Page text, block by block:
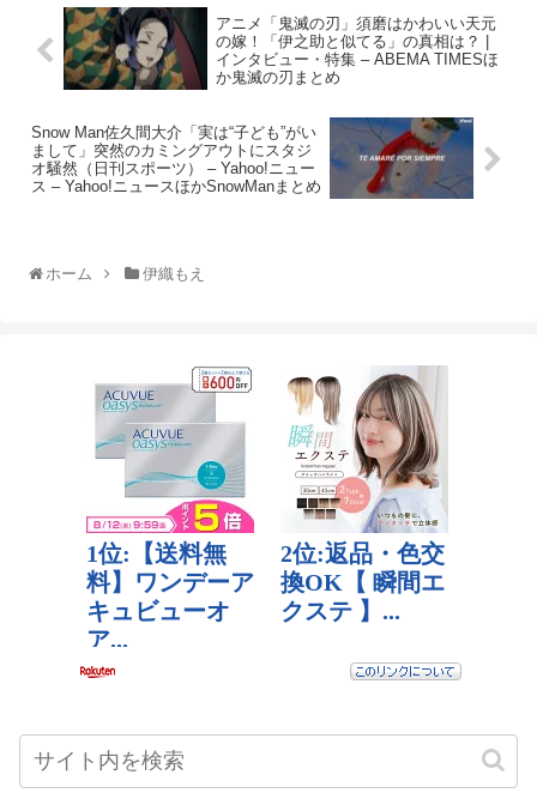
アニメ「鬼滅の刃」須磨はかわいい天元
の嫁！「伊之助と似てる」の真相は？ |
インタビュー・特集 – ABEMA TIMESほ
か鬼滅の刃まとめ
Snow Man佐久間大介「実は“子ども”がい
まして」突然のカミングアウトにスタジ
オ騒然（日刊スポーツ） – Yahoo!ニュー
ス – Yahoo!ニュースほかSnowManまとめ
ホーム 伊織もえ